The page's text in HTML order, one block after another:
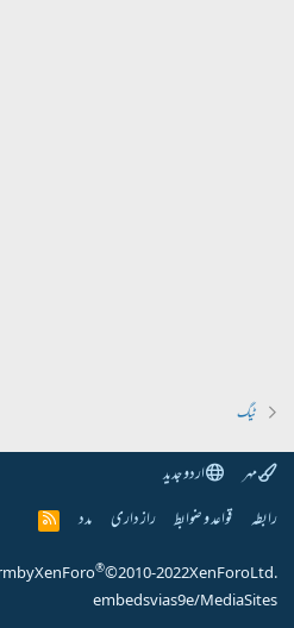
ٹیگ
مہر
اردو جدید
رابطہ قواعد و ضوابط راز داری مدد
R
S
by XenForo®© 2010-2022 XenForo Ltd.
embeds via s9e/MediaSites